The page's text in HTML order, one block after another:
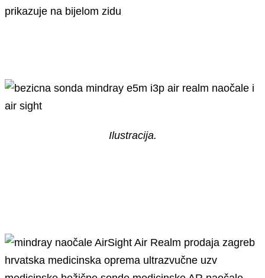
Ilustracija.